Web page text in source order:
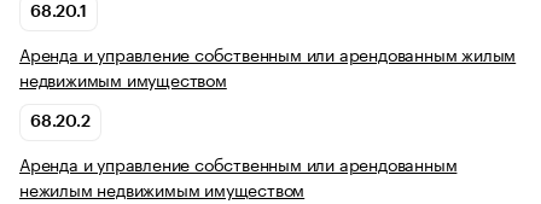
68.20.1
Аренда и управление собственным или арендованным жилым
недвижимым имуществом
68.20.2
Аренда и управление собственным или арендованным
нежилым недвижимым имуществом